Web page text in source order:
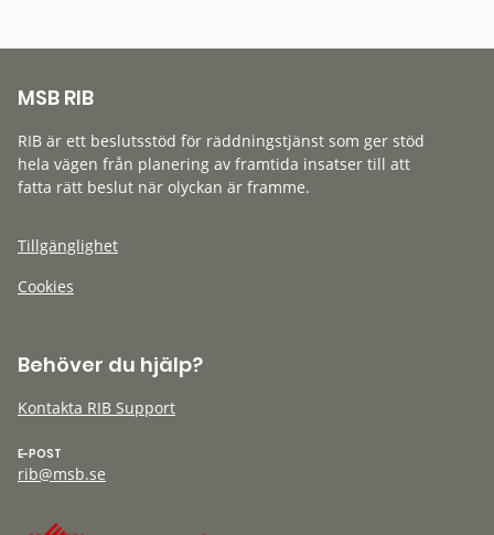
MSB RIB
RIB är ett beslutsstöd för räddningstjänst som ger stöd
hela vägen från planering av framtida insatser till att
fatta rätt beslut när olyckan är framme.
Tillgänglighet
Cookies
Behöver du hjälp?
Kontakta RIB Support
E-POST
rib@msb.se